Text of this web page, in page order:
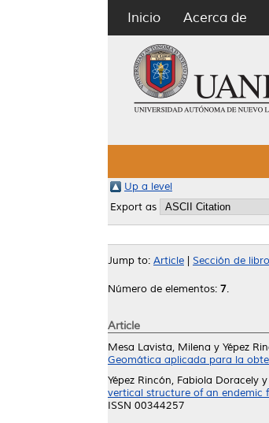
Inicio Acerca de
Up a level
Export as
Jump to: Article Sección de
Número de elementos: 7.
Article
Mesa Lavista, Milena y Yépez
Geomática aplicada para la
Yépez Rincón, Fabiola Doracely y
vertical structure of an endemic
ISSN 00344257